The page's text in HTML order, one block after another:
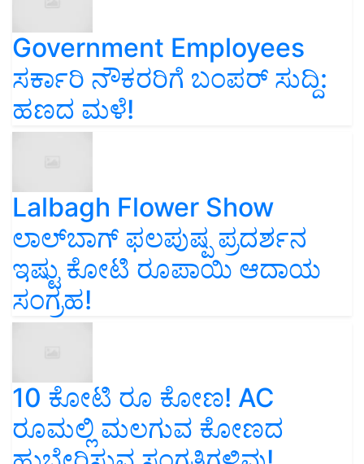
Government Employees
ಸರ್ಕಾರಿ ನೌಕರರಿಗೆ ಬಂಪರ್‌ ಸುದ್ದಿ:
ಹಣದ ಮಳೆ!
Lalbagh Flower Show
ಲಾಲ್‌ಬಾಗ್ ಫಲಪುಷ್ಪ ಪ್ರದರ್ಶನ
ಇಷ್ಟು ಕೋಟಿ ರೂಪಾಯಿ ಆದಾಯ
ಸಂಗ್ರಹ!
10 ಕೋಟಿ ರೂ ಕೋಣ! AC
ರೂಮಲ್ಲಿ ಮಲಗುವ ಕೋಣದ